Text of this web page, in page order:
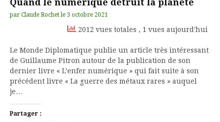
Quand le numérique détruit la planète
par Claude Rochet le 3 octobre 2021
2012 vues totales , 1 vues aujourd'hui
Le Monde Diplomatique publie un article très intéressant
de Guillaume Pitron autour de la publication de son
dernier livre « L’enfer numérique » qui fait suite à son
précédent livre « La guerre des métaux rares » auquel
je…
Partager :